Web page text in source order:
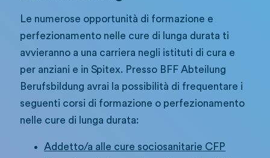
Le numerose opportunità di formazione e
perfezionamento nelle cure di lunga durata ti
avvieranno a una carriera negli istituti di cura e
per anziani e in Spitex. Presso BFF Abteilung
Berufsbildung avrai la possibilità di frequentare i
seguenti corsi di formazione o perfezionamento
nelle cure di lunga durata:
Addetto/a alle cure sociosanitarie CFP